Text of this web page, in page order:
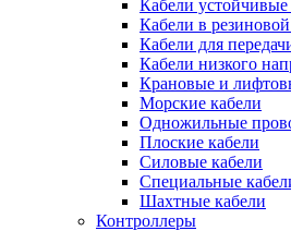
Кабели
Кабели в
Кабели для
Кабели низкого
Крановые и
Морские кабели
Одножильные
Плоские кабели
Силовые кабели
Специальные
Шахтные кабели
Контроллеры